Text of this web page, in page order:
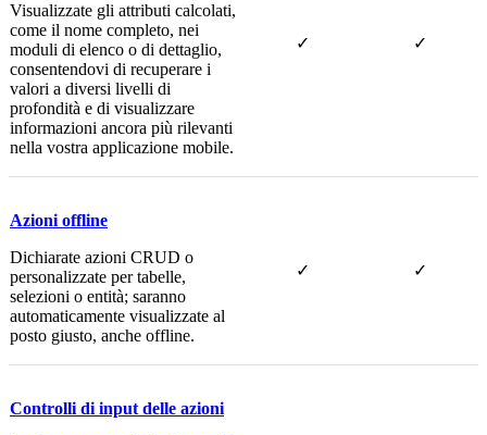
Visualizzate gli attributi calcolati,
come il nome completo, nei
moduli di elenco o di dettaglio,
consentendovi di recuperare i
valori a diversi livelli di
profondità e di visualizzare
informazioni ancora più rilevanti
nella vostra applicazione mobile.
✓ ✓
Azioni offline
Dichiarate azioni CRUD o
personalizzate per tabelle,
selezioni o entità; saranno
automaticamente visualizzate al
posto giusto, anche offline.
✓ ✓
Controlli di input delle azioni